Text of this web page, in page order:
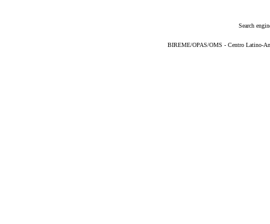
Search
BIREME/OPAS/OMS - Centro Latino-